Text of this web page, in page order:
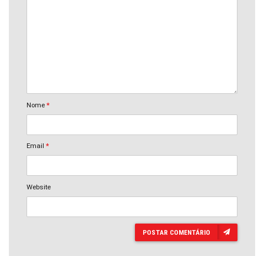
Nome *
Email *
Website
POSTAR COMENTÁRIO